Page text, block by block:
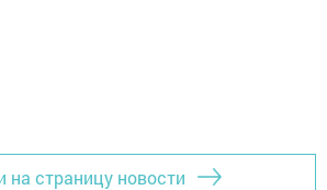
на страницу новости